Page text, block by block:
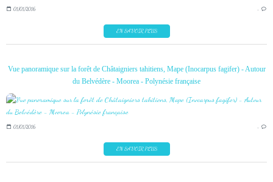
01/01/2016 …
EN SAVOIR PLUS
Vue panoramique sur la forêt de Châtaigniers tahitiens, Mape (Inocarpus fagifer) - Autour
du Belvédère - Moorea - Polynésie française
01/01/2016 …
EN SAVOIR PLUS